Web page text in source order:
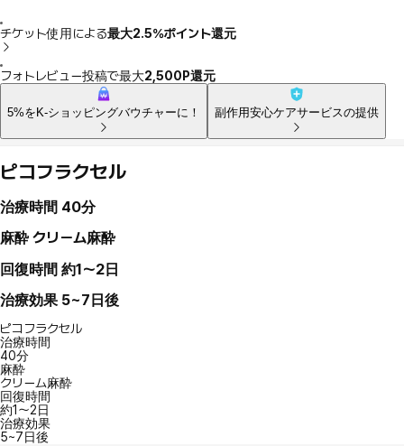
チケット使用による最大2.5％ポイント還元
フォトレビュー投稿で最大2,500P還元
5%をK-ショッピングバウチャーに！ 副作用安心ケアサービスの提供
ピコフラクセル
治療時間 40分
麻酔 クリーム麻酔
回復時間 約1～2日
治療効果 5~7日後
ピコフラクセル
治療時間
40分
麻酔
クリーム麻酔
回復時間
約1～2日
治療効果
5~7日後